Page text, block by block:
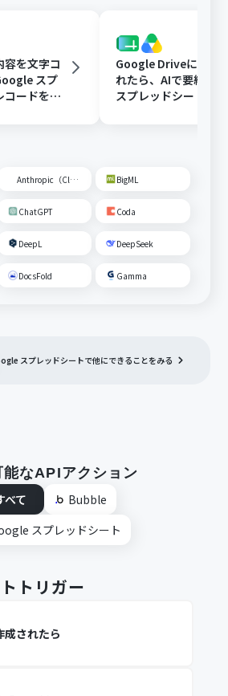
容を文字コ
スプ
コードを追
Google Driveに文書
れたら、AIで要約し
スプレッドシートの
Anthropic（Claude） BigML
ChatGPT Coda
DeepL DeepSeek
DocsFold Gamma
スプレッドシートで他にできることをみる
能なAPIアクション
べて
Bubble
スプレッドシート
トリガー
されたら